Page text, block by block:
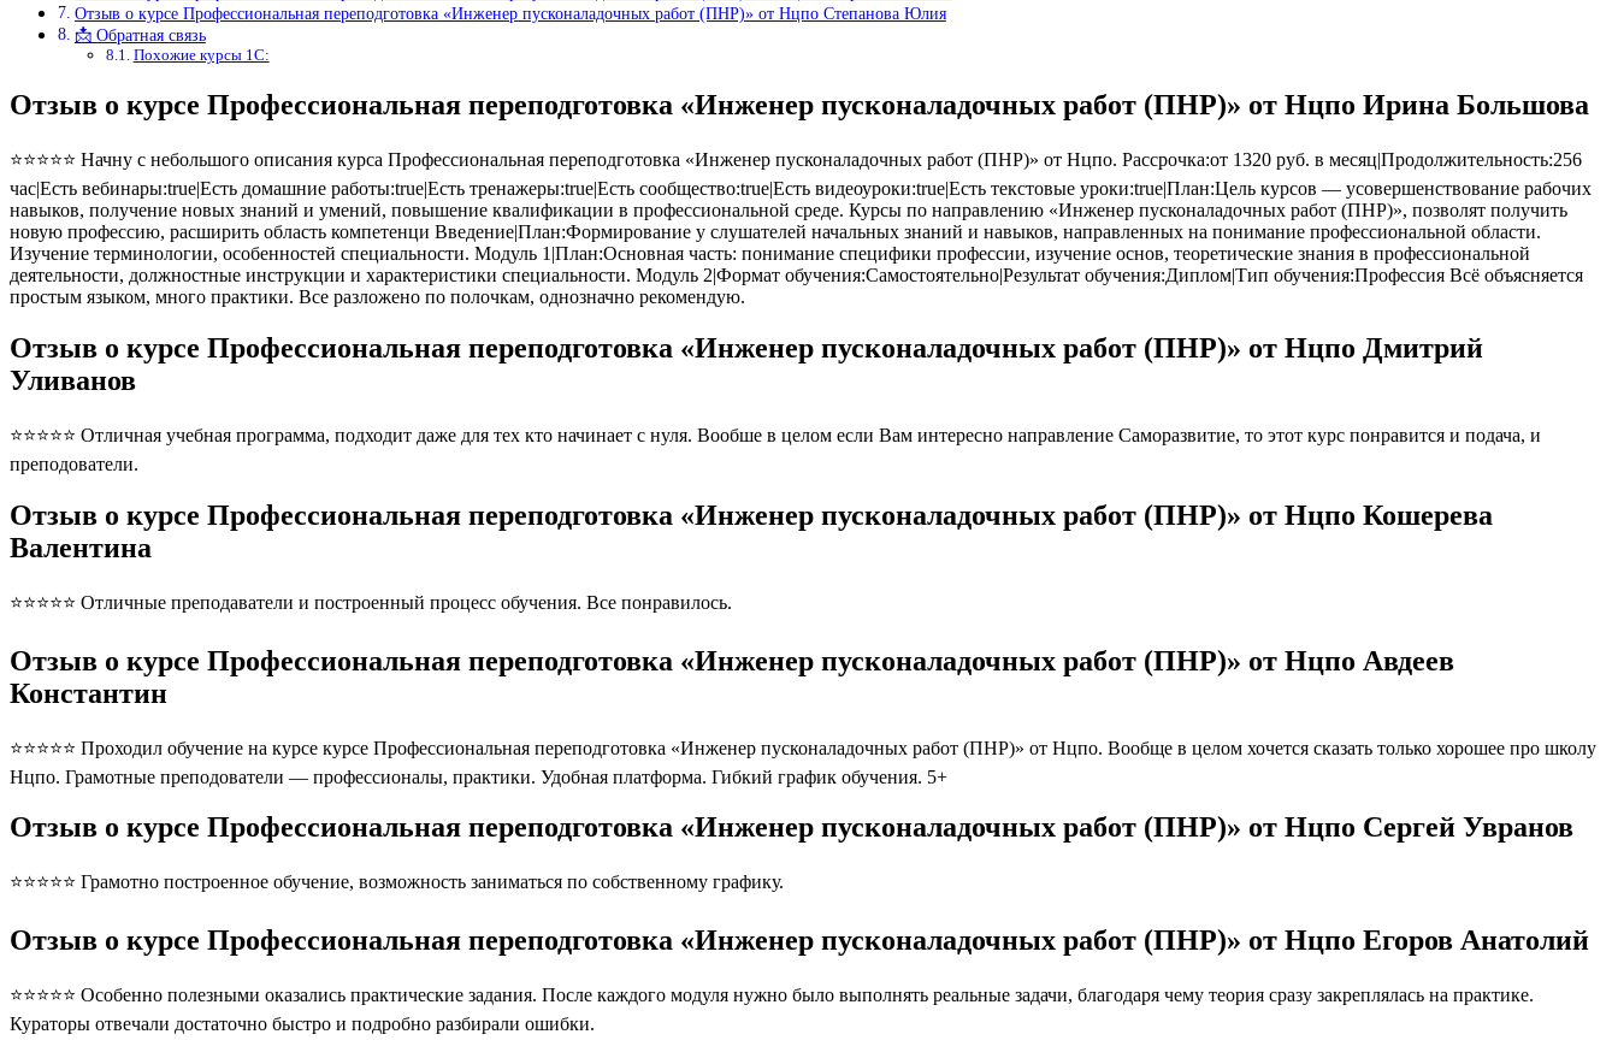
Отзыв о курсе Профессиональная переподготовка «Инженер пусконаладочных работ (ПНР)» от Нцпо Степанова Юлия
📩 Обратная связь
Похожие курсы 1С:
Отзыв о курсе Профессиональная переподготовка «Инженер пусконаладочных работ (ПНР)» от Нцпо Ирина Большова
⭐⭐⭐⭐⭐ Начну с небольшого описания курса Профессиональная переподготовка «Инженер пусконаладочных работ (ПНР)» от Нцпо. Рассрочка:от 1320 руб. в месяц|Продолжительность:256
час|Есть вебинары:true|Есть домашние работы:true|Есть тренажеры:true|Есть сообщество:true|Есть видеоуроки:true|Есть текстовые уроки:true|План:Цель курсов — усовершенствование рабочих
навыков, получение новых знаний и умений, повышение квалификации в профессиональной среде. Курсы по направлению «Инженер пусконаладочных работ (ПНР)», позволят получить
новую профессию, расширить область компетенци Введение|План:Формирование у слушателей начальных знаний и навыков, направленных на понимание профессиональной области.
Изучение терминологии, особенностей специальности. Модуль 1|План:Основная часть: понимание специфики профессии, изучение основ, теоретические знания в профессиональной
деятельности, должностные инструкции и характеристики специальности. Модуль 2|Формат обучения:Самостоятельно|Результат обучения:Диплом|Тип обучения:Профессия Всё объясняется
простым языком, много практики. Все разложено по полочкам, однозначно рекомендую.
Отзыв о курсе Профессиональная переподготовка «Инженер пусконаладочных работ (ПНР)» от Нцпо Дмитрий
Уливанов
⭐⭐⭐⭐⭐ Отличная учебная программа, подходит даже для тех кто начинает с нуля. Вообше в целом если Вам интересно направление Саморазвитие, то этот курс понравится и подача, и
преподователи.
Отзыв о курсе Профессиональная переподготовка «Инженер пусконаладочных работ (ПНР)» от Нцпо Кошерева
Валентина
⭐⭐⭐⭐⭐ Отличные преподаватели и построенный процесс обучения. Все понравилось.
Отзыв о курсе Профессиональная переподготовка «Инженер пусконаладочных работ (ПНР)» от Нцпо Авдеев
Константин
⭐⭐⭐⭐⭐ Проходил обучение на курсе курсе Профессиональная переподготовка «Инженер пусконаладочных работ (ПНР)» от Нцпо. Вообще в целом хочется сказать только хорошее про школу
Нцпо. Грамотные преподователи — профессионалы, практики. Удобная платформа. Гибкий график обучения. 5+
Отзыв о курсе Профессиональная переподготовка «Инженер пусконаладочных работ (ПНР)» от Нцпо Сергей Увранов
⭐⭐⭐⭐⭐ Грамотно построенное обучение, возможность заниматься по собственному графику.
Отзыв о курсе Профессиональная переподготовка «Инженер пусконаладочных работ (ПНР)» от Нцпо Егоров Анатолий
⭐⭐⭐⭐⭐ Особенно полезными оказались практические задания. После каждого модуля нужно было выполнять реальные задачи, благодаря чему теория сразу закреплялась на практике.
Кураторы отвечали достаточно быстро и подробно разбирали ошибки.